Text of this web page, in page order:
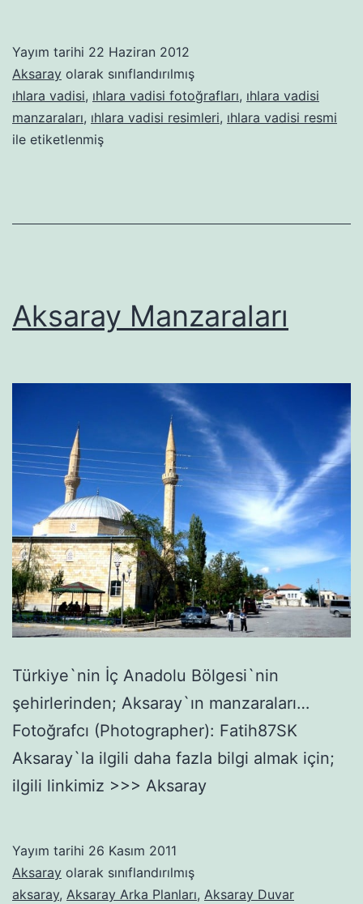
Yayım tarihi 22 Haziran 2012
Aksaray olarak sınıflandırılmış
ıhlara vadisi, ıhlara vadisi fotoğrafları, ıhlara vadisi
manzaraları, ıhlara vadisi resimleri, ıhlara vadisi resmi
ile etiketlenmiş
Aksaray Manzaraları
Türkiye`nin İç Anadolu Bölgesi`nin
şehirlerinden; Aksaray`ın manzaraları…
Fotoğrafcı (Photographer): Fatih87SK
Aksaray`la ilgili daha fazla bilgi almak için;
ilgili linkimiz >>> Aksaray
Yayım tarihi 26 Kasım 2011
Aksaray olarak sınıflandırılmış
aksaray, Aksaray Arka Planları, Aksaray Duvar